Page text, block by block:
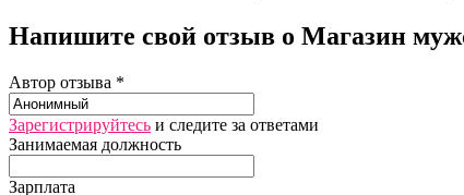
Напишите свой отзыв о Магазин
Автор отзыва *
Зарегистрируйтесь и следите за ответами
Занимаемая должность
Зарплата